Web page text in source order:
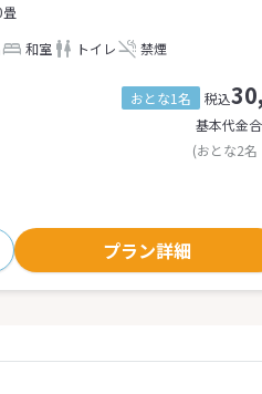
畳
和室 トイレ 禁煙
おとな1名 税込
基本代金
(おとな2
プラン詳細